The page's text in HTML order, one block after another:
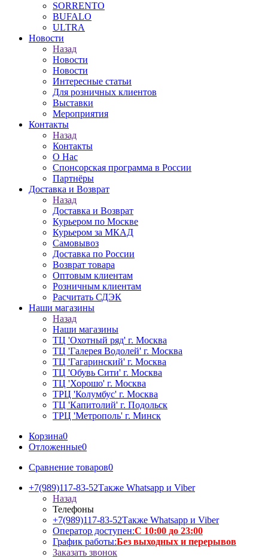
SORRENTO
BUFALO
ULTRA
Новости
Назад
Новости
Новости
Интересные статьи
Для розничных клиентов
Выставки
Мероприятия
Контакты
Назад
Контакты
О Нас
Спонсорская программа в России
Партнёры
Доставка и Возврат
Назад
Доставка и Возврат
Курьером по Москве
Курьером за МКАД
Самовывоз
Доставка по России
Возврат товара
Оптовым клиентам
Розничным клиентам
Расчитать СДЭК
Наши магазины
Назад
Наши магазины
ТЦ 'Охотный ряд' г. Москва
ТЦ 'Галерея Водолей' г. Москва
ТЦ 'Гагаринский' г. Москва
ТЦ 'Обувь Сити' г. Москва
ТЦ 'Хорошо' г. Москва
ТРЦ 'Колумбус' г. Москва
ТЦ 'Капитолий' г. Подольск
ТРЦ 'Метрополь' г. Минск
Корзина0
Отложенные0
Сравнение товаров0
+7(989)117-83-52Также Whatsapp и Viber
Назад
Телефоны
+7(989)117-83-52Также Whatsapp и Viber
Оператор доступен:С 10:00 до 23:00
График работы:Без выходных и перерывов
Заказать звонок